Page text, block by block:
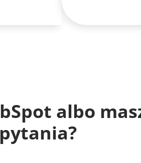
albo